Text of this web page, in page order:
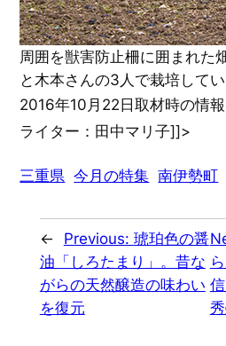
周囲を獣害防止柵に囲まれた
と木本さんの3人で栽培して
2016年10月22日取材時の情報
ライター：田中マリ子]]>
三重県 今月の特集 南伊勢町
← Previous: 琥珀色の醤
油「しろたまり」。昔な
がらの天然醸造の味わい
を復元
秀